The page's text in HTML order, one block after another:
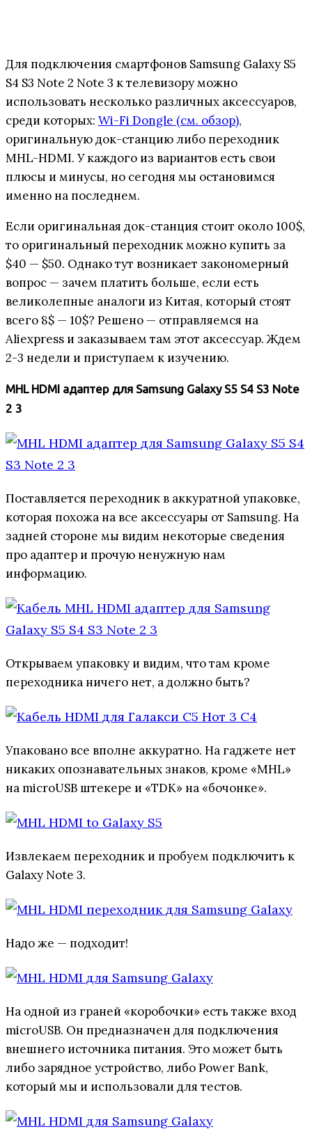
Для подключения смартфонов Samsung Galaxy S5
S4 S3 Note 2 Note 3 к телевизору можно
использовать несколько различных аксессуаров,
среди которых: Wi-Fi Dongle (см. обзор),
оригинальную док-станцию либо переходник
MHL-HDMI. У каждого из вариантов есть свои
плюсы и минусы, но сегодня мы остановимся
именно на последнем.
Если оригинальная док-станция стоит около 100$,
то оригинальный переходник можно купить за
$40 — $50. Однако тут возникает закономерный
вопрос — зачем платить больше, если есть
великолепные аналоги из Китая, который стоят
всего 8$ — 10$? Решено — отправляемся на
Aliexpress и заказываем там этот аксессуар. Ждем
2-3 недели и приступаем к изучению.
MHL HDMI адаптер для Samsung Galaxy S5 S4 S3 Note
2 3
Поставляется переходник в аккуратной упаковке,
которая похожа на все аксессуары от Samsung. На
задней стороне мы видим некоторые сведения
про адаптер и прочую ненужную нам
информацию.
Открываем упаковку и видим, что там кроме
переходника ничего нет, а должно быть?
Упаковано все вполне аккуратно. На гаджете нет
никаких опознавательных знаков, кроме «MHL»
на microUSB штекере и «TDK» на «бочонке».
Извлекаем переходник и пробуем подключить к
Galaxy Note 3.
Надо же — подходит!
На одной из граней «коробочки» есть также вход
microUSB. Он предназначен для подключения
внешнего источника питания. Это может быть
либо зарядное устройство, либо Power Bank,
который мы и использовали для тестов.